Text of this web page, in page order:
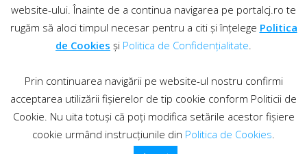
Contact·Regulament comentarii
© 2019 PortalCJ.ro. Toate drepturile sunt rezervate.
website-ului. Înainte de a continua navigarea pe portalcj.ro te
rugăm să aloci timpul necesar pentru a citi și înțelege Politica
de Cookies și Politica de Confidențialitate.
Prin continuarea navigării pe website-ul nostru confirmi
acceptarea utilizării fișierelor de tip cookie conform Politicii de
Cookie. Nu uita totuși că poți modifica setările acestor fișiere
cookie urmând instrucțiunile din Politica de Cookies.